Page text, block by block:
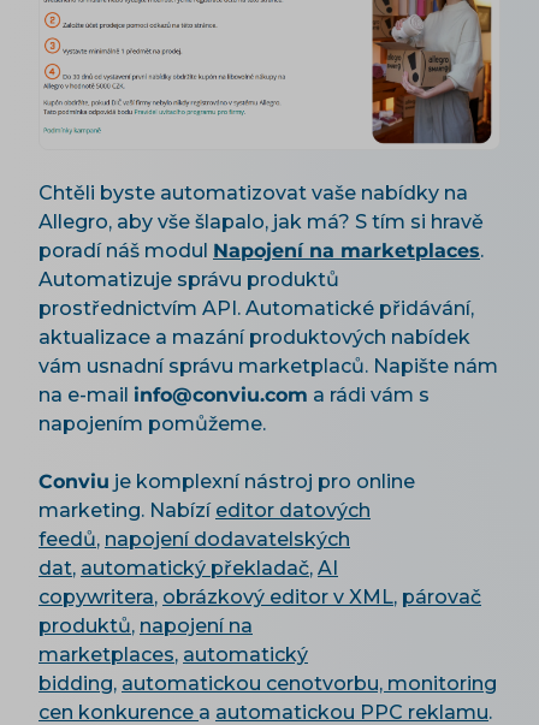
Chtěli byste automatizovat vaše nabídky na
Allegro, aby vše šlapalo, jak má? S tím si hravě
poradí náš modul Napojení na marketplaces.
Automatizuje správu produktů
prostřednictvím API. Automatické přidávání,
aktualizace a mazání produktových nabídek
vám usnadní správu marketplaců. Napište nám
na e-mail info@conviu.com a rádi vám s
napojením pomůžeme.
Conviu je komplexní nástroj pro online
marketing. Nabízí editor datových
feedů, napojení dodavatelských
dat, automatický překladač, AI
copywritera, obrázkový editor v XML, párovač
produktů, napojení na
marketplaces, automatický
bidding, automatickou cenotvorbu, monitoring
cen konkurence a automatickou PPC reklamu.